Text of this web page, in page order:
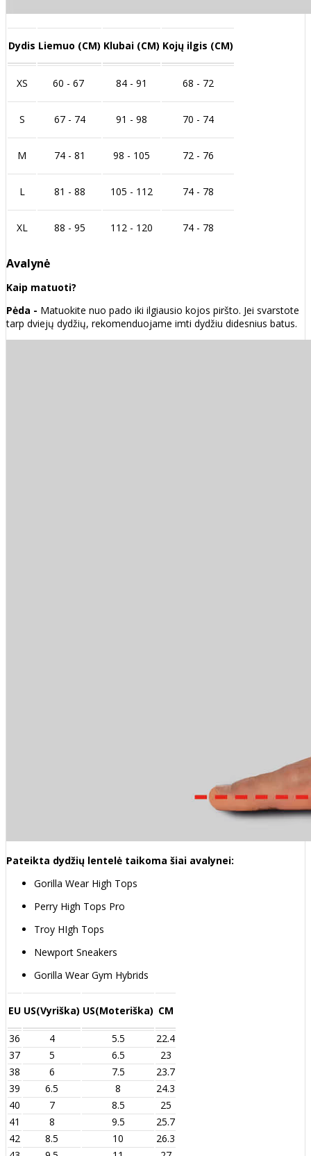
Dydis Liemuo (CM) Klubai (CM) Kojų ilgis (CM)
XS 60 - 67 84 - 91 68 - 72
S 67 - 74 91 - 98 70 - 74
M 74 - 81 98 - 105 72 - 76
L 81 - 88 105 - 112 74 - 78
XL 88 - 95 112 - 120 74 - 78
Avalynė
Kaip matuoti?
Pėda - Matuokite nuo pado iki ilgiausio kojos piršto. Jei svarstote
tarp dviejų dydžių, rekomenduojame imti dydžiu didesnius batus.
Pateikta dydžių lentelė taikoma šiai avalynei:
Gorilla Wear High Tops
Perry High Tops Pro
Troy HIgh Tops
Newport Sneakers
Gorilla Wear Gym Hybrids
EU US(Vyriška) US(Moteriška) CM
36 4 5.5
22.4
37
5 6.5
23
38
6 7.5
23.7
39
6.5 8
24.3
40
7 8.5
25
41
8 9.5
25.7
42
8.5 10
26.3